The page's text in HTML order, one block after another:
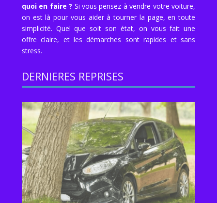
quoi en faire ? Si vous pensez à vendre votre voiture,
on est là pour vous aider à tourner la page, en toute
simplicité. Quel que soit son état, on vous fait une
offre claire, et les démarches sont rapides et sans
stress.
DERNIERES REPRISES